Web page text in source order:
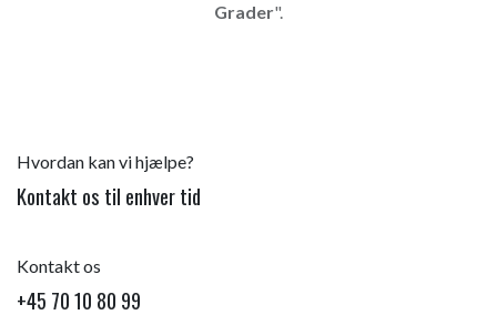
Grader".
Hvordan kan vi hjælpe?
Kontakt os til enhver tid
Kontakt os
+45 70 10 80 99